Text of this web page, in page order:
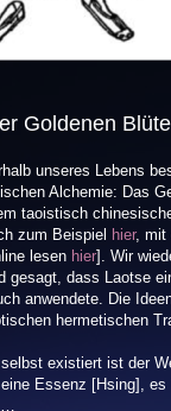
Goldenen Blüte
unseres Lebens
Alchemie: Das
taoistisch
zum Beispiel hier, mit
lesen hier]. Wir
dass Laotse
anwendete. Die
hermetischen
existiert ist der
Essenz [Hsing],
…